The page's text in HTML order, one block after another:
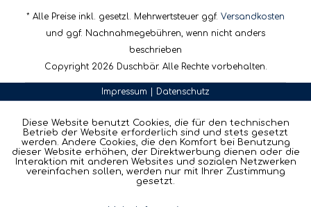
* Alle Preise inkl. gesetzl. Mehrwertsteuer ggf. Versandkosten
und ggf. Nachnahmegebühren, wenn nicht anders
beschrieben
Copyright 2026 Duschbär. Alle Rechte vorbehalten.
Impressum Datenschutz
Diese Website benutzt Cookies, die für den technischen
Betrieb der Website erforderlich sind und stets gesetzt
werden. Andere Cookies, die den Komfort bei Benutzung
dieser Website erhöhen, der Direktwerbung dienen oder die
Interaktion mit anderen Websites und sozialen Netzwerken
vereinfachen sollen, werden nur mit Ihrer Zustimmung
gesetzt.